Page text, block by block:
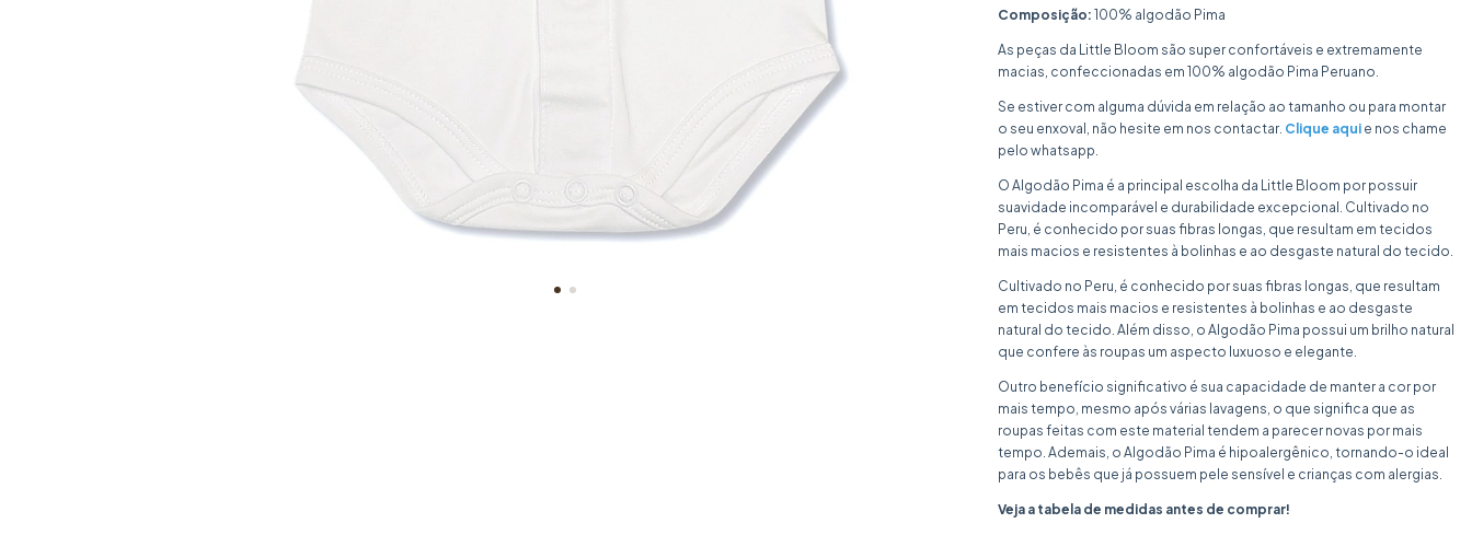
Composição: 100% algodão Pima
As peças da Little Bloom são super confortáveis e extremamente
macias, confeccionadas em 100% algodão Pima Peruano.
Se estiver com alguma dúvida em relação ao tamanho ou para montar
o seu enxoval, não hesite em nos contactar. Clique aqui e nos chame
pelo whatsapp.
O Algodão Pima é a principal escolha da Little Bloom por possuir
suavidade incomparável e durabilidade excepcional. Cultivado no
Peru, é conhecido por suas fibras longas, que resultam em tecidos
mais macios e resistentes à bolinhas e ao desgaste natural do tecido.
Cultivado no Peru, é conhecido por suas fibras longas, que resultam
em tecidos mais macios e resistentes à bolinhas e ao desgaste
natural do tecido. Além disso, o Algodão Pima possui um brilho natural
que confere às roupas um aspecto luxuoso e elegante.
Outro benefício significativo é sua capacidade de manter a cor por
mais tempo, mesmo após várias lavagens, o que significa que as
roupas feitas com este material tendem a parecer novas por mais
tempo. Ademais, o Algodão Pima é hipoalergênico, tornando-o ideal
para os bebês que já possuem pele sensível e crianças com alergias.
Veja a tabela de medidas antes de comprar!